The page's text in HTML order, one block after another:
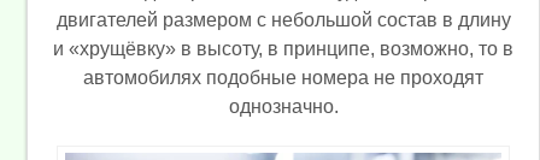
двигателей размером с небольшой состав в длину
и «хрущёвку» в высоту, в принципе, возможно, то в
автомобилях подобные номера не проходят
однозначно.